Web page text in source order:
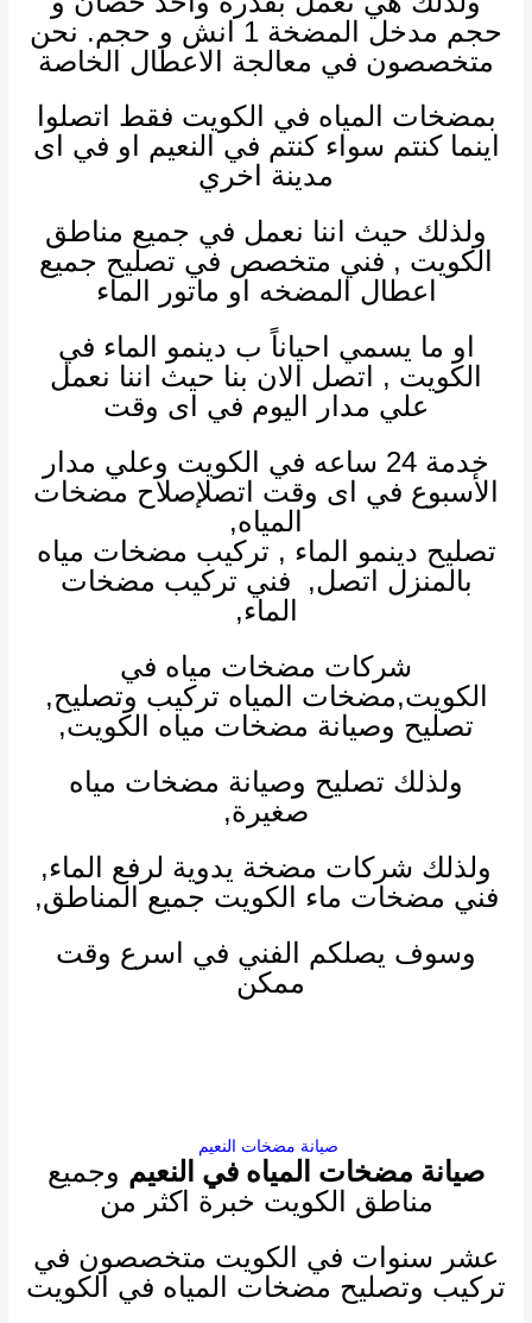
حجم مدخل المضخة 1 انش و حجم. نحن
متخصصون في معالجة الاعطال الخاصة
بمضخات المياه في الكويت فقط اتصلوا
اينما كنتم سواء كنتم في النعيم او في اى
مدينة اخري
ولذلك حيث اننا نعمل في جميع مناطق
الكويت , فني متخصص في تصليح جميع
اعطال المضخه او ماتور الماء
او ما يسمي احياناً ب دينمو الماء في
الكويت , اتصل الان بنا حيث اننا نعمل
علي مدار اليوم في اى وقت
خدمة 24 ساعه في الكويت وعلي مدار
الأسبوع في اى وقت اتصلإصلاح مضخات
المياه,
تصليح دينمو الماء , تركيب مضخات مياه
بالمنزل اتصل,
فني تركيب مضخات
الماء,
شركات مضخات مياه في
الكويت,مضخات المياه تركيب وتصليح,
تصليح وصيانة مضخات مياه الكويت,
ولذلك تصليح وصيانة مضخات مياه
صغيرة,
ولذلك شركات مضخة يدوية لرفع الماء,
فني مضخات ماء الكويت جميع المناطق,
وسوف يصلكم الفني في اسرع وقت
ممكن
صيانة مضخات النعيم
صيانة مضخات المياه في النعيم وجميع
مناطق الكويت خبرة اكثر من
عشر سنوات في الكويت متخصصون في
تركيب وتصليح مضخات المياه في الكويت